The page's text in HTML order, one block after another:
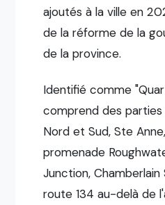
ajoutés à la ville en
de la réforme de la
de la province.
Identifié comme
comprend des
Nord et Sud, Ste
promenade
Junction,
route 134 au-delà de